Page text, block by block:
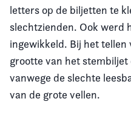
letters op de biljetten te
slechtzienden. Ook werd
ingewikkeld. Bij het tellen
grootte van het
vanwege de slechte
van de grote vellen.